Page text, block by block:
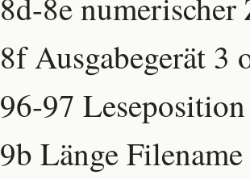
8f Ausgabegerät 3
96-97
9b Länge